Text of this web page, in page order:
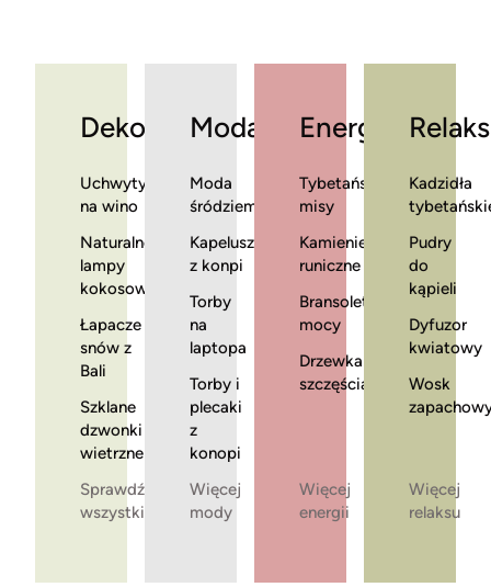
Dekoracje
Uchwyty
na wino
Naturalne
lampy
kokosowe
Łapacze
snów z
Bali
Szklane
dzwonki
wietrzne
Sprawdź
wszystkie
Moda
Moda
śródziemnomorska
Kapelusze
z konpi
Torby
na
laptopa
Torby i
plecaki
z
konopi
Więcej
mody
Energia
Tybetańskie
misy
Kamienie
runiczne
Bransoletki
mocy
Drzewka
szczęścia
Więcej
energii
Relaks
Kadzidła
Pudry
do
kąpieli
Dyfuzor
kwiatowy
Wosk
Więcej
relaksu